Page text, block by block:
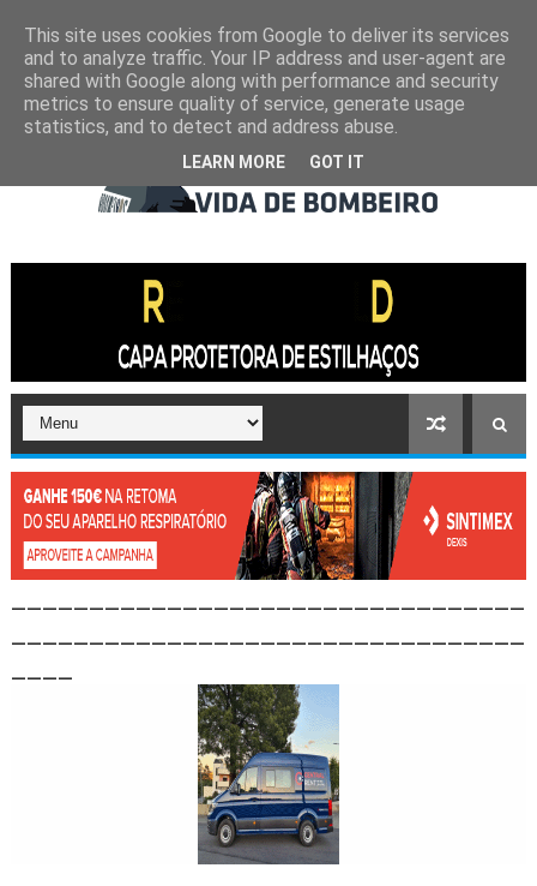
This site uses cookies from Google to deliver its services
and to analyze traffic. Your IP address and user-agent are
shared with Google along with performance and security
metrics to ensure quality of service, generate usage
statistics, and to detect and address abuse.
LEARN MORE GOT IT